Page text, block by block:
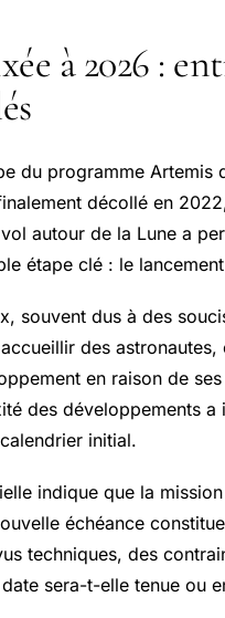
à 2026 :
du programme Artemis
décollé en
autour de la Lune a
étape clé : le
souvent dus à des
des astronautes,
en raison de
des développements a
initial.
indique que la
échéance
techniques, des
sera-t-elle tenue ou